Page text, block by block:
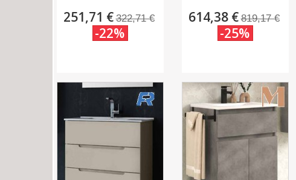
251,71 € 322,71 €
-22%
614,38 € 819,17 €
-25%